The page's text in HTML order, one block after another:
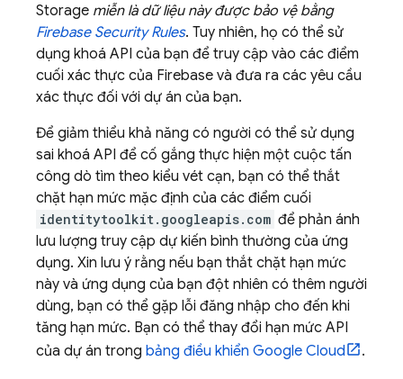
Storage miễn là dữ liệu này được bảo vệ bằng
Firebase Security Rules. Tuy nhiên, họ có thể sử
dụng khoá API của bạn để truy cập vào các điểm
cuối xác thực của Firebase và đưa ra các yêu cầu
xác thực đối với dự án của bạn.
Để giảm thiểu khả năng có người có thể sử dụng
sai khoá API để cố gắng thực hiện một cuộc tấn
công dò tìm theo kiểu vét cạn, bạn có thể thắt
chặt hạn mức mặc định của các điểm cuối
identitytoolkit.googleapis.com để phản ánh
lưu lượng truy cập dự kiến bình thường của ứng
dụng. Xin lưu ý rằng nếu bạn thắt chặt hạn mức
này và ứng dụng của bạn đột nhiên có thêm người
dùng, bạn có thể gặp lỗi đăng nhập cho đến khi
tăng hạn mức. Bạn có thể thay đổi hạn mức API
của dự án trong bảng điều khiển Google Cloud .